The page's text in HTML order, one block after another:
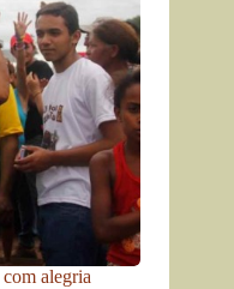
alegria